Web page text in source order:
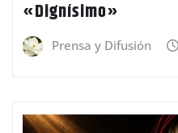
«Dignísimo»
Prensa y Difusión